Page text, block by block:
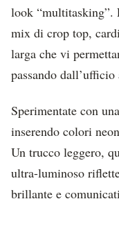
look “multitasking”.
mix di crop top,
larga che vi
passando
Sperimentate con
inserendo colori
Un trucco leggero,
ultra-luminoso
brillante e